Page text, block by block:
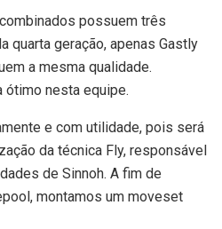
combinados possuem três
quarta geração, apenas Gastly
a mesma qualidade.
ótimo nesta equipe.
e com utilidade, pois será
da técnica Fly, responsável
de Sinnoh. A fim de
montamos um moveset